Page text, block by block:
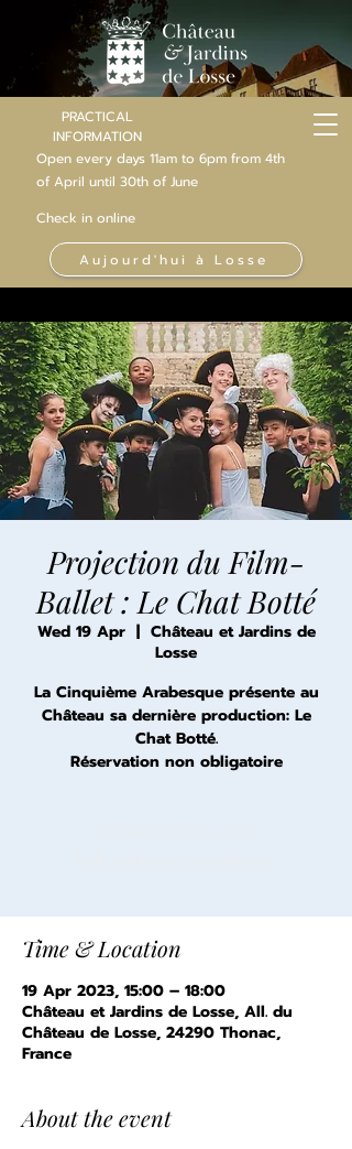
PRACTICAL
INFORMATION
Open every days 11am to 6pm from 4th
of April until 30th of June
Check in online
Aujourd'hui à Losse
Projection du Film-
Ballet : Le Chat Botté
Wed 19 Apr
  |
Château et Jardins de
Losse
La Cinquième Arabesque présente au
Château sa dernière production: Le
Chat Botté.
Réservation non obligatoire
Time & Location
19 Apr 2023, 15:00 – 18:00
Château et Jardins de Losse, All. du
Château de Losse, 24290 Thonac,
France
About the event